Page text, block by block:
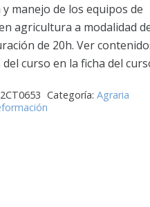
manejo de los equipos de
agricultura a modalidad
de 20h. Ver
curso en la ficha del
Categoría: Agraria